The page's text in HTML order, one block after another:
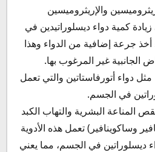
والإريثروميسين
كمية دواء ديسلوراتيدين في
جرعة إضافية من الدواء وهذا
الجانبية غير المرغوب بها.
دواء أتورفاستاتين والتي تعمل
في الجسم.
المناعة البشرية والتهاب الكبد
وساكوينافير) تعمل هذه الأدوية
ديسلوراتين في الجسم، مما يعني